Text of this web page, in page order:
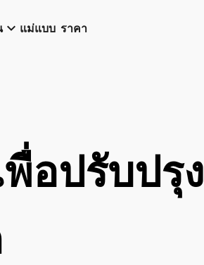
keyboard_arrow_down แม่แบบ ราคา
พื่อปรับปรุง